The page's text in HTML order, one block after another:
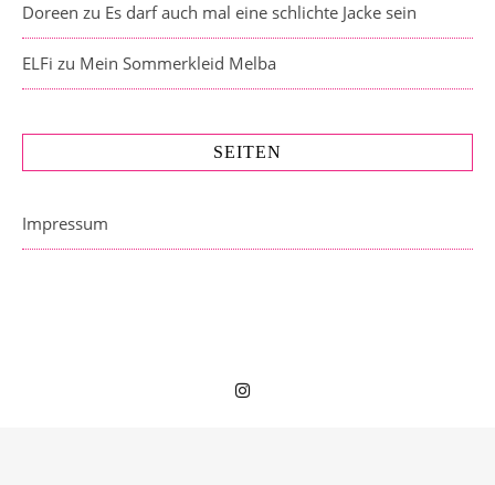
Doreen zu Es darf auch mal eine schlichte Jacke sein
ELFi zu Mein Sommerkleid Melba
SEITEN
Impressum